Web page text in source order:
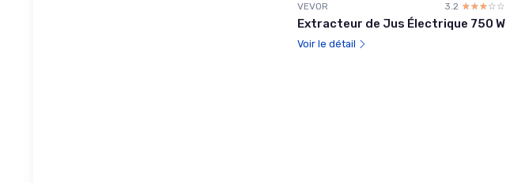
VEVOR 3.2 ☆☆☆☆☆
★★★★★
Extracteur de Jus Électrique 750 W
Voir le détail